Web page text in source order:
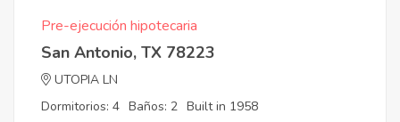
Pre-ejecución hipotecaria
San Antonio, TX 78223
UTOPIA LN
Dormitorios: 4 Baños: 2 Built in 1958